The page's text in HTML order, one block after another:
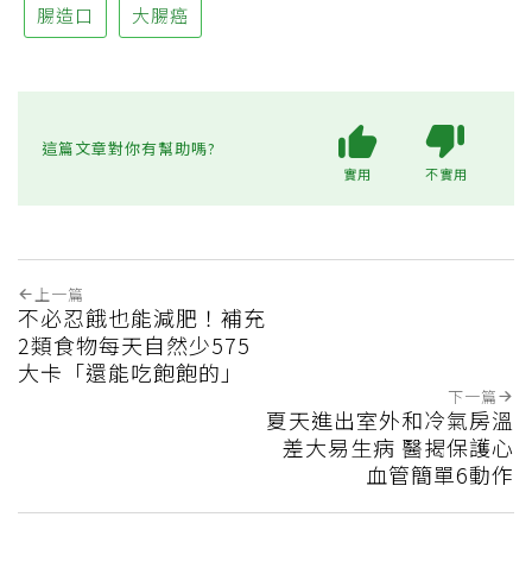
腸造口 大腸癌
這篇文章對你有幫助嗎?
實用 不實用
上一篇
不必忍餓也能減肥！補充
2類食物每天自然少575
大卡「還能吃飽飽的」
下一篇
夏天進出室外和冷氣房溫
差大易生病 醫揭保護心
血管簡單6動作